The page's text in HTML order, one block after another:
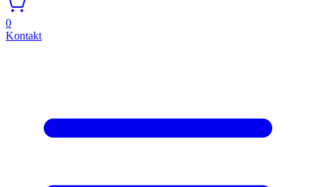
0
Kontakt